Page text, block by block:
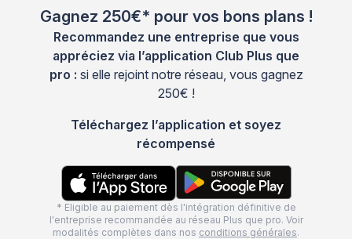
Gagnez 250€* pour vos bons plans !
Recommandez une entreprise que vous
appréciez via l’application Club Plus que
pro : si elle rejoint notre réseau, vous gagnez
250€ !
Téléchargez l’application et soyez
récompensé
* Eligible au paiement dès l'intégration définitive de
l'entreprise recommandée au réseau Plus que pro. Voir
modalités complètes dans nos conditions générales.